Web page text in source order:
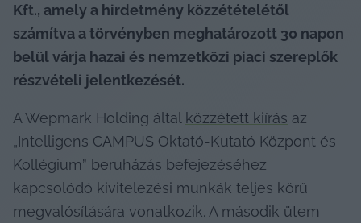
Kft., amely a hirdetmény közzétételétől
számítva a törvényben meghatározott 30 napon
belül várja hazai és nemzetközi piaci szereplők
részvételi jelentkezését.
A Wepmark Holding által közzétett kiírás az
„Intelligens CAMPUS Oktató-Kutató Központ és
Kollégium” beruházás befejezéséhez
kapcsolódó kivitelezési munkák teljes körű
megvalósítására vonatkozik. A második ütem